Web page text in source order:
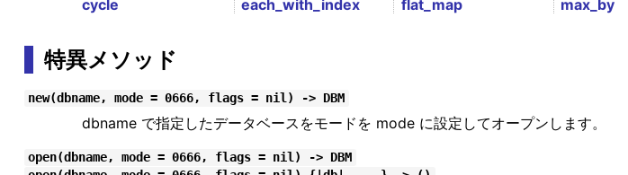
cycle
each_with_index
flat_map
max_by
特異メソッド
new(dbname, mode = 0666, flags = nil) -> DBM
dbname で指定したデータベースをモードを mode に設定してオープンします。
open(dbname, mode = 0666, flags = nil) -> DBM